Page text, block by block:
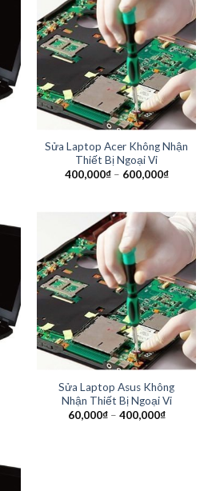
Sửa Laptop Acer Không Nhận
Thiết Bị Ngoại Vi
400,000₫– 600,000₫
Sửa Laptop Asus Không
Nhận Thiết Bị Ngoại Vi
60,000₫– 400,000₫